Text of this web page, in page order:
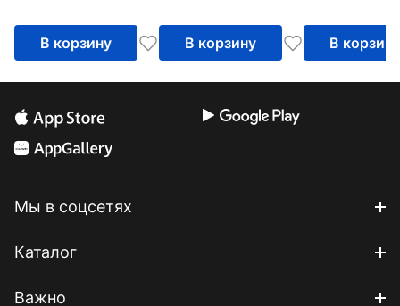
войне
В корзину В корзину В корзину
Мы в соцсетях
Каталог
Важно